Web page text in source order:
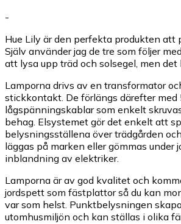
-
Hue Lily är den perfekta produkten att
Själv använder jag de tre som följer
att lysa upp träd och solsegel, men det
Lamporna drivs av en transformator
stickkontakt. De förlängs därefter med
lågspänningskablar som enkelt
behag. Elsystemet gör det enkelt att
belysningsställena över trädgården
läggas på marken eller gömmas under
inblandning av elektriker.
Lamporna är av god kvalitet och
jordspett som fästplattor så du kan
var som helst. Punktbelysningen
utomhusmiljön och kan ställas i olika